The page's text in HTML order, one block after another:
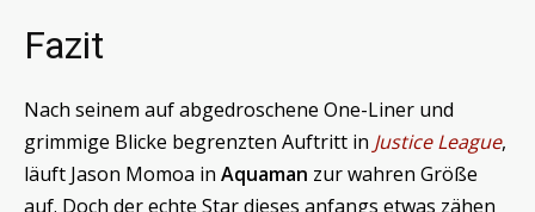
Fazit
Nach seinem auf abgedroschene One-Liner und
grimmige Blicke begrenzten Auftritt in Justice League,
läuft Jason Momoa in Aquaman zur wahren Größe
auf. Doch der echte Star dieses anfangs etwas zähen